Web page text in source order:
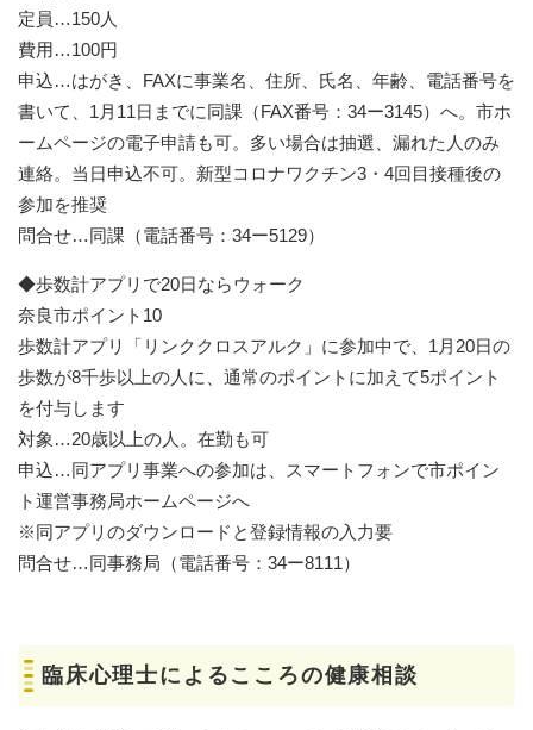
定員…150人
費用…100円
申込…はがき、FAXに事業名、住所、氏名、年齢、電話番号を
書いて、1月11日までに同課（FAX番号：34ー3145）へ。市ホ
ームページの電子申請も可。多い場合は抽選、漏れた人のみ
連絡。当日申込不可。新型コロナワクチン3・4回目接種後の
参加を推奨
問合せ…同課（電話番号：34ー5129）
◆歩数計アプリで20日ならウォーク
奈良市ポイント10
歩数計アプリ「リンククロスアルク」に参加中で、1月20日の
歩数が8千歩以上の人に、通常のポイントに加えて5ポイント
を付与します
対象…20歳以上の人。在勤も可
申込…同アプリ事業への参加は、スマートフォンで市ポイン
ト運営事務局ホームページへ
※同アプリのダウンロードと登録情報の入力要
問合せ…同事務局（電話番号：34ー8111）
臨床心理士によるこころの健康相談